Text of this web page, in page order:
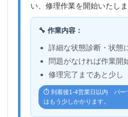
い、修理作業を開始いたしま
🔧 作業内容：
詳細な状態診断・状態
問題がなければ作業開
修理完了まであと少し
⏱️ 到着後1-4営業日以内 パー
はもう少しかかります。